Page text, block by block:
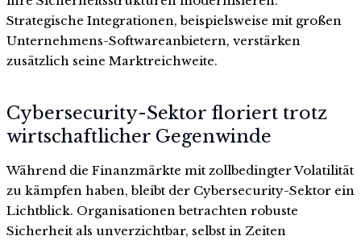
Strategische Integrationen, beispielsweise mit großen
Unternehmens-Softwareanbietern, verstärken
zusätzlich seine Marktreichweite.
Cybersecurity-Sektor floriert trotz
wirtschaftlicher Gegenwinde
Während die Finanzmärkte mit zollbedingter Volatilität
zu kämpfen haben, bleibt der Cybersecurity-Sektor ein
Lichtblick. Organisationen betrachten robuste
Sicherheit als unverzichtbar, selbst in Zeiten